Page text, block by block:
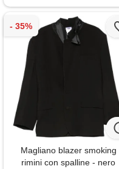
Magliano blazer smoking
rimini con spalline - nero